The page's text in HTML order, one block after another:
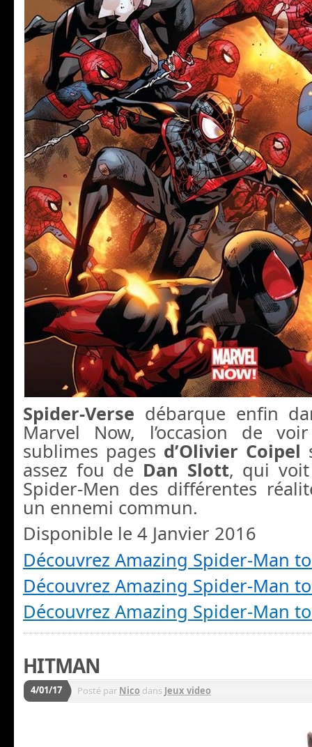
Spider-Verse débarque enfin
Marvel Now, l’occasion de
sublimes pages d’Olivier Coipel
assez fou de Dan Slott, qui voit
Spider-Men des différentes
un ennemi commun.
Disponible le 4 Janvier 2016
Découvrez Amazing Spider-Man
Découvrez Amazing Spider-Man
Découvrez Amazing Spider-Man
HITMAN
4/01/17 Posté par Nico dans Jeux video